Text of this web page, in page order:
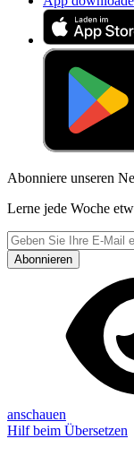
Abonniere unseren
Lerne jede Woche
Abonnieren
anschauen
Hilf beim Übersetzen